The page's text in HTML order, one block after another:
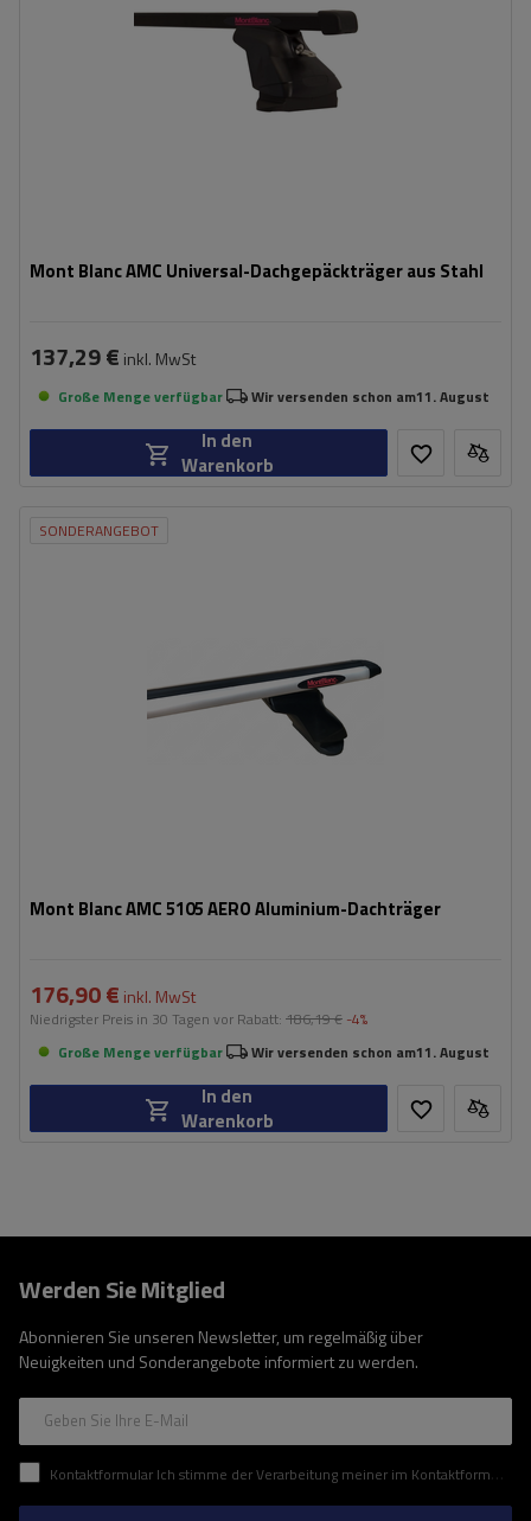
Mont Blanc AMC Universal-Dachgepäckträger aus Stahl
137,29 € inkl. MwSt
Große Menge verfügbar Wir versenden schon am11. August
In den
Warenkorb
SONDERANGEBOT
Mont Blanc AMC 5105 AERO Aluminium-Dachträger
176,90 € inkl. MwSt
Niedrigster Preis in 30 Tagen vor Rabatt: 186,19 € -4%
Große Menge verfügbar
Wir versenden schon am11. August
In den
Warenkorb
Werden Sie Mitglied
Abonnieren Sie unseren Newsletter, um regelmäßig über
Neuigkeiten und Sonderangebote informiert zu werden.
Geben Sie Ihre E-Mail
Kontaktformular Ich stimme der Verarbeitung meiner im Kontaktformular enthaltenen personenbezogenen Daten gemäß der Verordnung (EU) des Europäischen Parlaments und des Rates zu.